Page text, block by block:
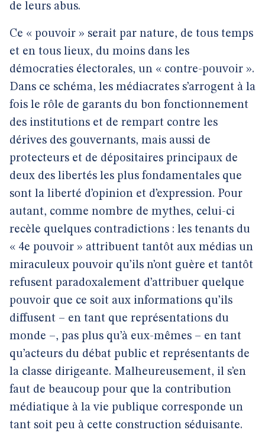
de leurs abus.
Ce « pouvoir » serait par nature, de tous temps
et en tous lieux, du moins dans les
démocraties électorales, un « contre-pouvoir ».
Dans ce schéma, les médiacrates s’arrogent à la
fois le rôle de garants du bon fonctionnement
des institutions et de rempart contre les
dérives des gouvernants, mais aussi de
protecteurs et de dépositaires principaux de
deux des libertés les plus fondamentales que
sont la liberté d’opinion et d’expression. Pour
autant, comme nombre de mythes, celui-ci
recèle quelques contradictions : les tenants du
« 4e pouvoir » attribuent tantôt aux médias un
miraculeux pouvoir qu’ils n’ont guère et tantôt
refusent paradoxalement d’attribuer quelque
pouvoir que ce soit aux informations qu’ils
diffusent – en tant que représentations du
monde –, pas plus qu’à eux-mêmes – en tant
qu’acteurs du débat public et représentants de
la classe dirigeante. Malheureusement, il s’en
faut de beaucoup pour que la contribution
médiatique à la vie publique corresponde un
tant soit peu à cette construction séduisante.